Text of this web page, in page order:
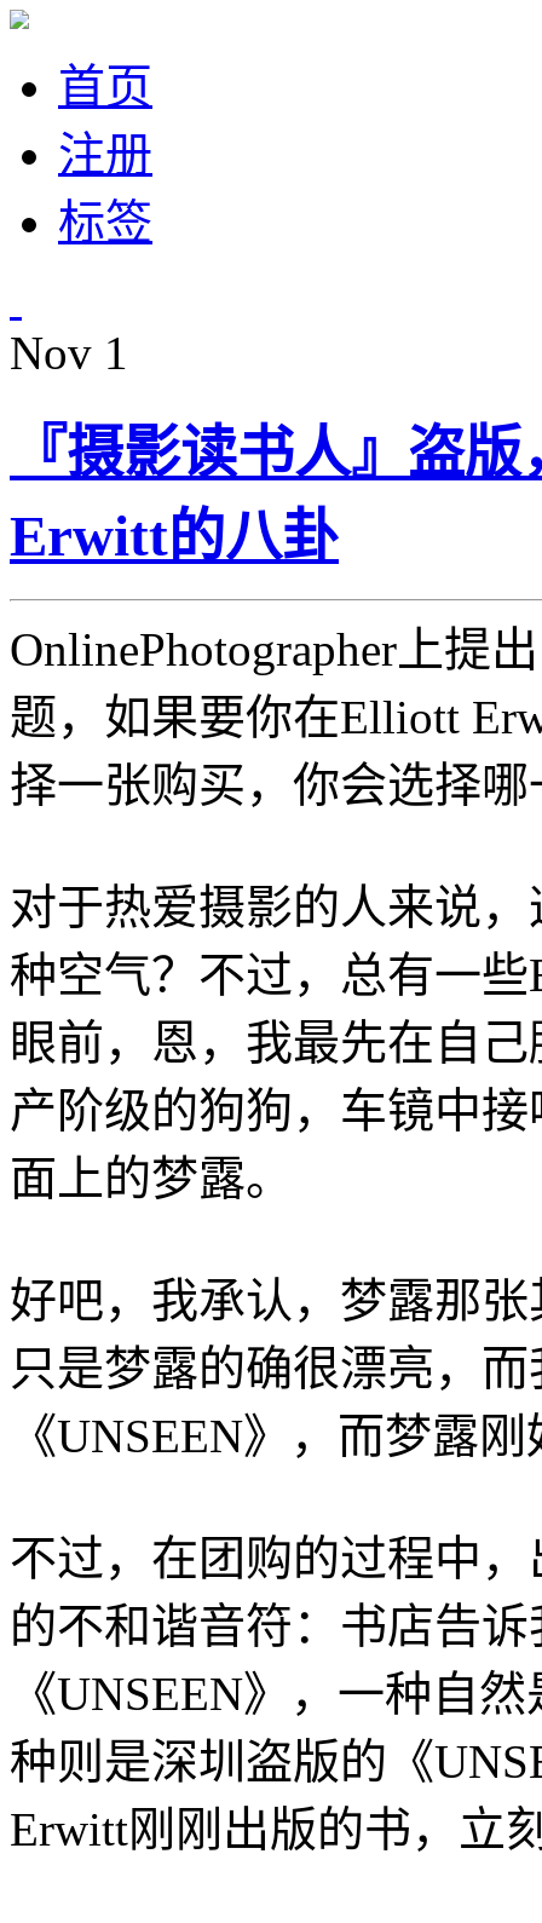
首页
注册
标签
Nov 1
『摄影读书人』盗
Erwitt的八卦
OnlinePhotographer上提
题，如果要你在Elliott
择一张购买，你会选择哪
对于热爱摄影的人来说
种空气？不过，总有一
眼前，恩，我最先在自
产阶级的狗狗，车镜中
面上的梦露。
好吧，我承认，梦露那
只是梦露的确很漂亮，
《UNSEEN》，而梦露
不过，在团购的过程中
的不和谐音符：书店告
《UNSEEN》，一种自
种则是深圳盗版的《
Erwitt刚刚出版的书，立